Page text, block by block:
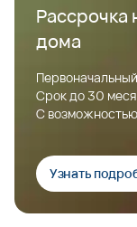
Рассрочка
дома
Срок до 30
С
Узнать